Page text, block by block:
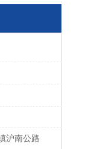
沪南公路